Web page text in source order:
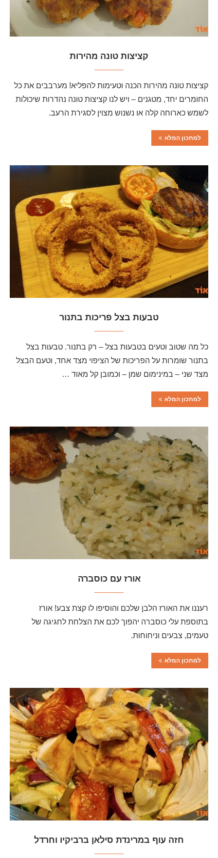
קציצות טונה מהירות
קציצות טונה מהירות הכנה וטעימות להפליא! מערבבים את כל
החומרים יחד, מטגנים – ויש לנו קציצות טונה נהדרות שיכולות
לשמש כארוחה קלה או נשנוש מצוין לסגירת הרעב.
למתכון המלא
טבעות בצל פריכות בתנור
כל מה שטוב וטעים בטבעות בצל – רק בתנור. טבעות בצל
בתנור שומרות על הפריכות של הציפוי מצד אחד, וטעם הבצל
מצד שני – במינימום שמן – וכמובן קל מאוד …
למתכון המלא
אורז עם כוסברה
רעננו את האורז הלבן שלכם והוסיפו לו קצת צבע! אורז
בתוספת עלי כוסברה יהפוך לכם את הצלחת לחגיגה של
טעמים, צבעים וניחוחות.
למתכון המלא
חזה עוף במרינדת סילאן ברביקיו וחרדל